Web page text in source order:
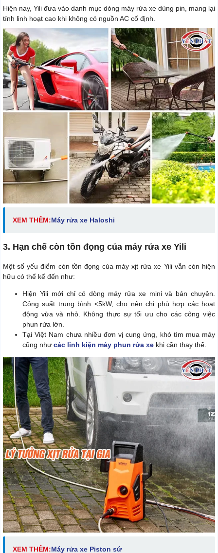
Hiện nay, Yili đưa vào danh mục dòng máy rửa xe dùng pin, mang lại
tính linh hoạt cao khi không có nguồn AC cố định.
XEM THÊM:Máy rửa xe Haloshi
3. Hạn chế còn tồn đọng của máy rửa xe Yili
Một số yếu điểm còn tồn đọng của máy xịt rửa xe Yili vẫn còn hiện
hữu có thể kể đến như:
Hiện Yili mới chỉ có dòng máy rửa xe mini và bán chuyên.
Công suất trung bình <5kW, cho nên chỉ phù hợp các hoạt
động vừa và nhỏ. Không thực sự tối ưu cho các công việc
phun rửa lớn.
Tại Việt Nam chưa nhiều đơn vị cung ứng, khó tìm mua máy
cũng như các linh kiện máy phun rửa xe khi cần thay thế.
XEM THÊM:Máy rửa xe Piston sứ